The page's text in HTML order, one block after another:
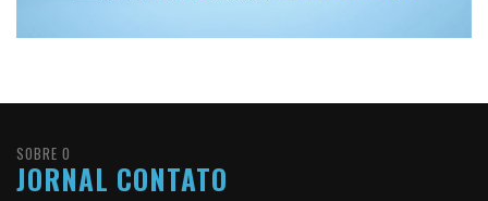
SOBRE O
JORNAL CONTATO